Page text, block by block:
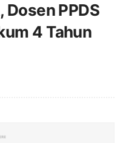
PPDS
4 Tahun